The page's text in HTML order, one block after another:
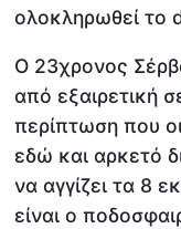
ολοκληρωθεί το
Ο 23χρονος
από εξαιρετική
περίπτωση που
εδώ και αρκετό
να αγγίζει τα 8
είναι ο